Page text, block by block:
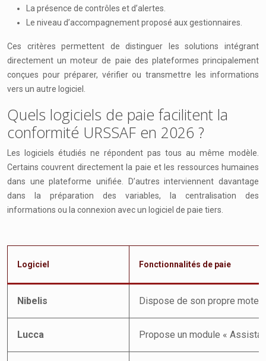
La présence de contrôles et d’alertes.
Le niveau d’accompagnement proposé aux gestionnaires.
Ces critères permettent de distinguer les solutions intégrant
directement un moteur de paie des plateformes principalement
conçues pour préparer, vérifier ou transmettre les informations
vers un autre logiciel.
Quels logiciels de paie facilitent la
conformité URSSAF en 2026 ?
Les logiciels étudiés ne répondent pas tous au même modèle.
Certains couvrent directement la paie et les ressources humaines
dans une plateforme unifiée. D’autres interviennent davantage
dans la préparation des variables, la centralisation des
informations ou la connexion avec un logiciel de paie tiers.
Logiciel Fonctionnalités de paie
Nibelis Dispose de son propre
Lucca Propose un module «